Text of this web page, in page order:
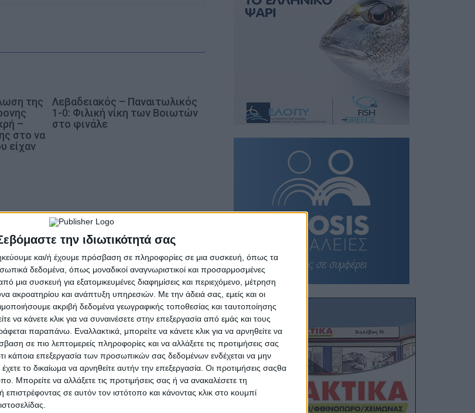
την ιδιωτικότητά σας
και/ή έχουμε πρόσβαση σε πληροφορίες σε μια συσκευή, όπως τα
δεδομένα, όπως μοναδικοί αναγνωριστικοί και προσαρμοσμένες
μια συσκευή για εξατομικευμένες διαφημίσεις και περιεχόμενο, μέτρηση
ακροατηρίου και ανάπτυξη υπηρεσιών. Με την άδειά σας, εμείς και οι
ακριβή δεδομένα γεωγραφικής τοποθεσίας και ταυτοποίησης
κάνετε κλικ για να συναινέσετε στην επεξεργασία από εμάς και τους
παραπάνω. Εναλλακτικά, μπορείτε να κάνετε κλικ για να αρνηθείτε να
σε πιο λεπτομερείς πληροφορίες και να αλλάξετε τις προτιμήσεις σας
κάποια επεξεργασία των προσωπικών σας δεδομένων ενδέχεται να μην
το δικαίωμα να αρνηθείτε αυτήν την επεξεργασία. Οι προτιμήσεις σαςθα
Μπορείτε να αλλάξετε τις προτιμήσεις σας ή να ανακαλέσετε τη
σε αυτόν τον ιστότοπο και κάνοντας κλικ στο κουμπί
της
–
στο να
είχαν
Λεβαδειακός – Παναιτωλικός
1-0: Φιλική νίκη των Βοιωτών
στο φινάλε